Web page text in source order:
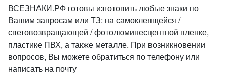
ВСЕЗНАКИ.РФ готовы изготовить любые знаки по
Вашим запросам или ТЗ: на самоклеящейся /
световозвращающей / фотолюминесцентной пленке,
пластике ПВХ, а также металле. При возникновении
вопросов, Вы можете обратиться по телефону или
написать на почту